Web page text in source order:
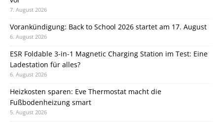
7. August 2026
Vorankündigung: Back to School 2026 startet am 17. August
6. August 2026
ESR Foldable 3-in-1 Magnetic Charging Station im Test: Eine
Ladestation für alles?
6. August 2026
Heizkosten sparen: Eve Thermostat macht die
Fußbodenheizung smart
5. August 2026